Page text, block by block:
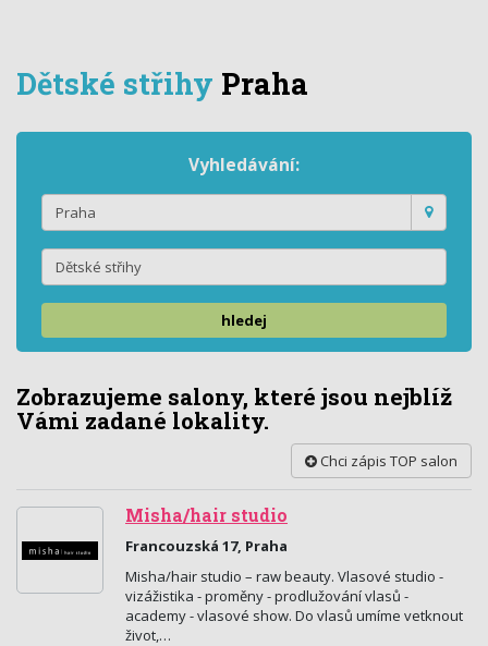
Dětské střihy Praha
Vyhledávání:
hledej
Zobrazujeme salony, které jsou nejblíž
Vámi zadané lokality.
Chci zápis TOP salon
Misha/hair studio
Francouzská 17, Praha
Misha/hair studio – raw beauty. Vlasové studio -
vizážistika - proměny - prodlužování vlasů -
academy - vlasové show. Do vlasů umíme vetknout
život,…